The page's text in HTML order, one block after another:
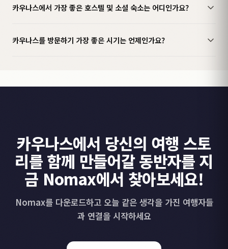
카우나스에서 가장 좋은 호스텔 및 소셜 숙소는 어디인가요?
카우나스를 방문하기 가장 좋은 시기는 언제인가요?
카우나스에서 당신의 여행 스토
리를 함께 만들어갈 동반자를 지
금 Nomax에서 찾아보세요!
Nomax를 다운로드하고 오늘 같은 생각을 가진 여행자들
과 연결을 시작하세요